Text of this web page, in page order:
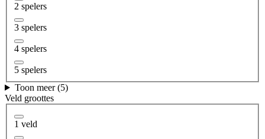
2 spelers
3 spelers
4 spelers
5 spelers
Toon meer (5)
Veld groottes
1 veld